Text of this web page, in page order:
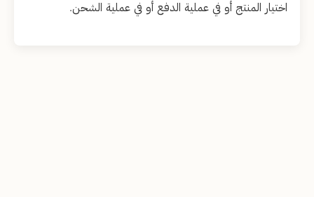
اختيار المنتج أو في عملية الدفع أو في عملية الشحن.